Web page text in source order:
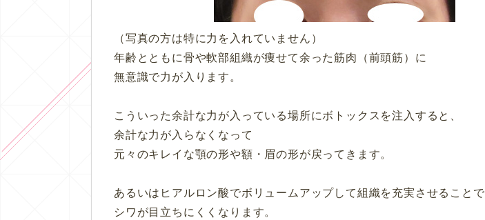
（写真の方は特に力を入れていません）
年齢とともに骨や軟部組織が痩せて余った筋肉（前頭筋）に
無意識で力が入ります。
こういった余計な力が入っている場所にボトックスを注入すると、
余計な力が入らなくなって
元々のキレイな顎の形や額・眉の形が戻ってきます。
あるいはヒアルロン酸でボリュームアップして組織を充実させることで
シワが目立ちにくくなります。